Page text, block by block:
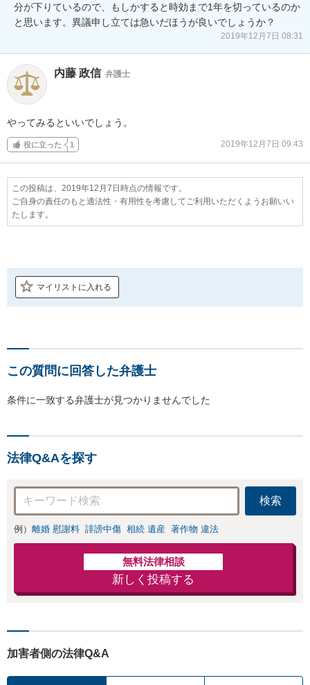
分が下りているので、もしかすると時効まで1年を切っているのか
と思います。異議申し立ては急いだほうが良いでしょうか？
2019年12月7日 08:31
内藤 政信 弁護士
やってみるといいでしょう。
役に立った 1 2019年12月7日 09:43
この投稿は、2019年12月7日時点の情報です。
ご自身の責任のもと適法性・有用性を考慮してご利用いただくようお願いい
たします。
マイリストに入れる
この質問に回答した弁護士
条件に一致する弁護士が見つかりませんでした
法律Q&Aを探す
検索
例） 離婚 慰謝料 誹謗中傷 相続 遺産 著作物 違法
無料法律相談
新しく投稿する
加害者側の法律Q&A